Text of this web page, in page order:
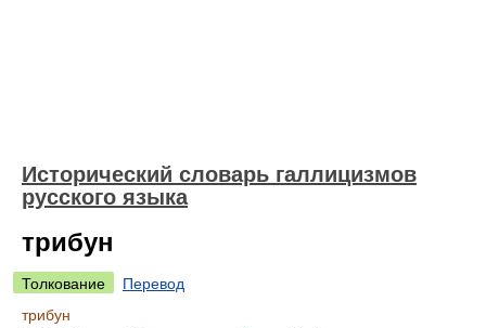
Исторический словарь галлицизмов
русского языка
трибун
Толкование
Перевод
трибун